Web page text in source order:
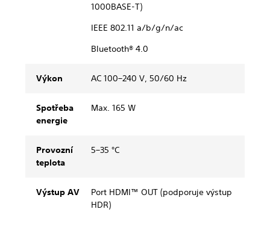
1000BASE-T)
IEEE 802.11 a/b/g/n/ac
Bluetooth® 4.0
Výkon AC 100–240 V, 50/60 Hz
Spotřeba
energie
Max. 165 W
Provozní
teplota
5–35 °C
Výstup AV
Port HDMI™ OUT (podporuje výstup
HDR)